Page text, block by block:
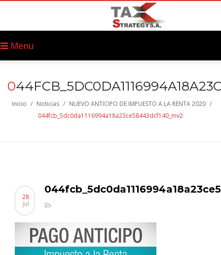
Menu
0
Inicio / Noticias / NUEVO ANTICIPO DE IMPUESTO A LA RENTA 2020 /
044fcb_5dc0da1116994a18a23ce58443dcf140_mv2
28
Jul